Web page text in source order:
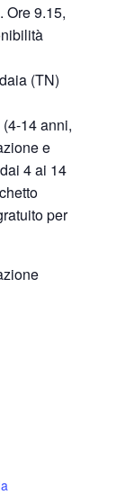
Ore 9.15,
(TN)
14 anni,
e
4 ai 14
per